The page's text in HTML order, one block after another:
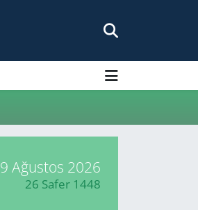
9 Ağustos 2026
26 Safer 1448